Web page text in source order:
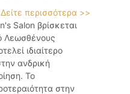
Δείτε περισσότερα >>
Salon βρίσκεται
Λεωσθένους
ιδιαίτερο
ανδρική
Το
στην